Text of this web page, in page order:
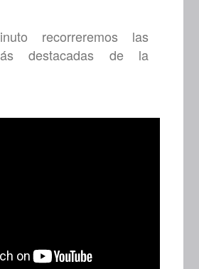
recorreremos las
destacadas de la